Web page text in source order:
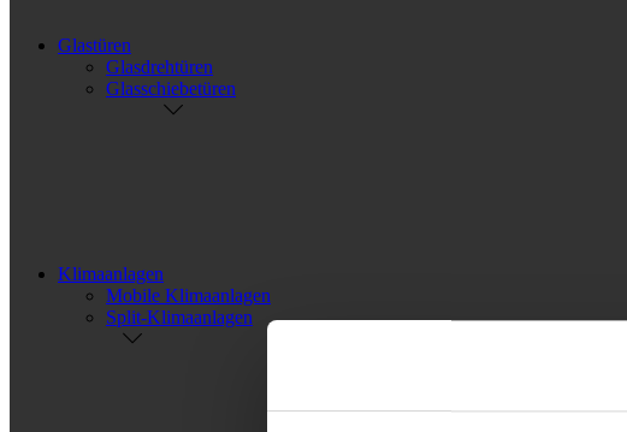
Glastüren
Glasdrehtüren
Glasschiebetüren
Klimaanlagen
Mobile Klimaanlagen
Split-Klimaanlagen